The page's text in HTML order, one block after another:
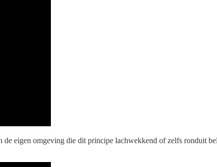
eigen omgeving die dit principe lachwekkend of zelfs ronduit